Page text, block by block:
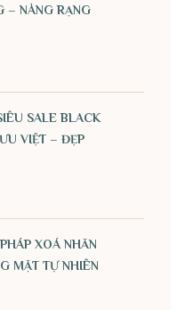
– NÀNG RẠNG
SALE BLACK
VIỆT – ĐẸP
XOÁ NHĂN
MẶT TỰ NHIÊN